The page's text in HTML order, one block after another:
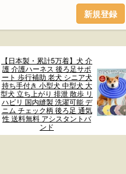
新規登録
【日本製・累計5万着】犬 介
護 介護ハーネス 後ろ足サポ
ート 歩行補助 老犬 シニア犬
持ち手付き 小型犬 中型犬 大
型犬 立ち上がり 排泄 散歩 リ
ハビリ 国内縫製 洗濯可能 デ
ニム チェック柄 後ろ足 通気
性 送料無料 アシスタントバ
ンド